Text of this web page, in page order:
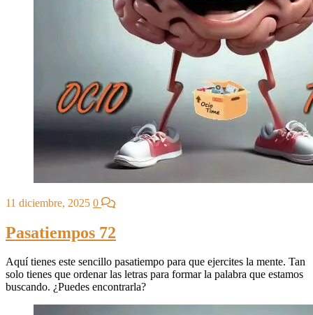
11 diciembre, 2025 0
Pasatiempos 72
Aquí tienes este sencillo pasatiempo para que ejercites la mente. Tan
solo tienes que ordenar las letras para formar la palabra que estamos
buscando. ¿Puedes encontrarla?